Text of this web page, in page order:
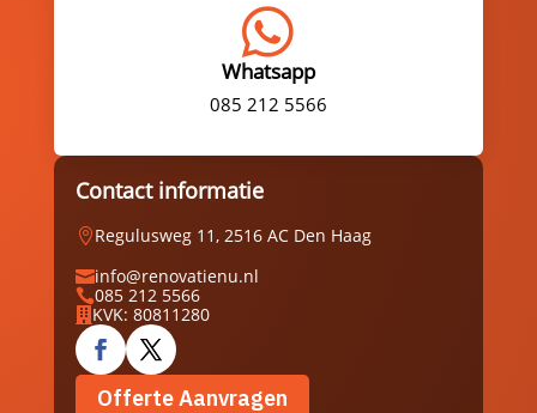

Whatsapp
085 212 5566
Contact informatie
Regulusweg 11, 2516 AC Den Haag
info@renovatienu.nl
085 212 5566
 KVK: 80811280
Offerte Aanvragen